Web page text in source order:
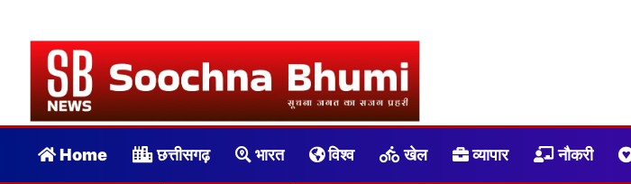
Home छत्तीसगढ़ भारत विश्व खेल व्यापार नौकरी